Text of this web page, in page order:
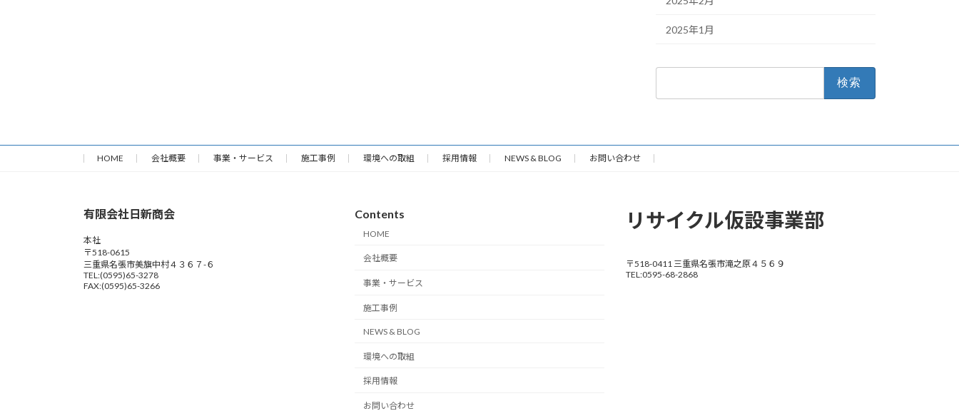
2025年1月
HOME 会社概要 事業・サービス 施工事例 環境への取組 採用情報 NEWS & BLOG お問い合わせ
有限会社日新商会
本社
〒518-0615
三重県名張市美旗中村４３６７-６
TEL:(0595)65-3278
FAX:(0595)65-3266
Contents
HOME
会社概要
事業・サービス
施工事例
NEWS & BLOG
環境への取組
採用情報
お問い合わせ
リサイクル仮設事業部
〒518-0411 三重県名張市滝之原４５６９
TEL:0595-68-2868